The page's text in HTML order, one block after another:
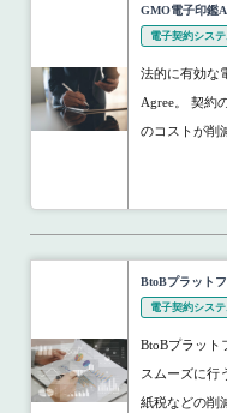
GMO電子印鑑
電子契約システ
法的に有効な
Agree。 契約
のコストが削
BtoBプラット
電子契約システ
BtoBプラット
スムーズに行
紙税などの削